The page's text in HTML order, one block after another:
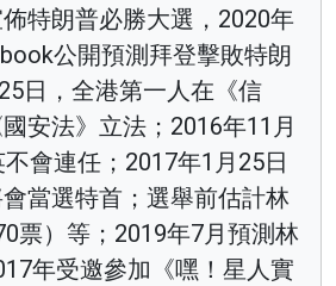
特朗普必勝大選，2020年
公開預測拜登擊敗特朗
日，全港第一人在《信
安法》立法；2016年11月
會連任；2017年1月25日
當選特首；選舉前估計林
票）等；2019年7月預測林
年受邀參加《嘿！星人實